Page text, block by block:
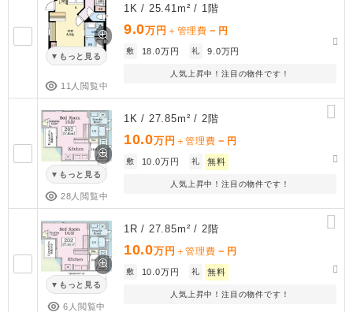
もっと見る
11人閲覧中
1K / 25.41m² / 1階
9.0万円 ＋管理費 － 円
敷 18.0万円 礼 9.0万円
人気上昇中！注目の物件です！
もっと見る
28人閲覧中
1K / 27.85m² / 2階
10.0万円 ＋管理費 － 円
敷 10.0万円 礼 無料
人気上昇中！注目の物件です！
もっと見る
6人閲覧中
1R / 27.85m² / 2階
10.0万円 ＋管理費 － 円
敷 10.0万円 礼 無料
人気上昇中！注目の物件です！